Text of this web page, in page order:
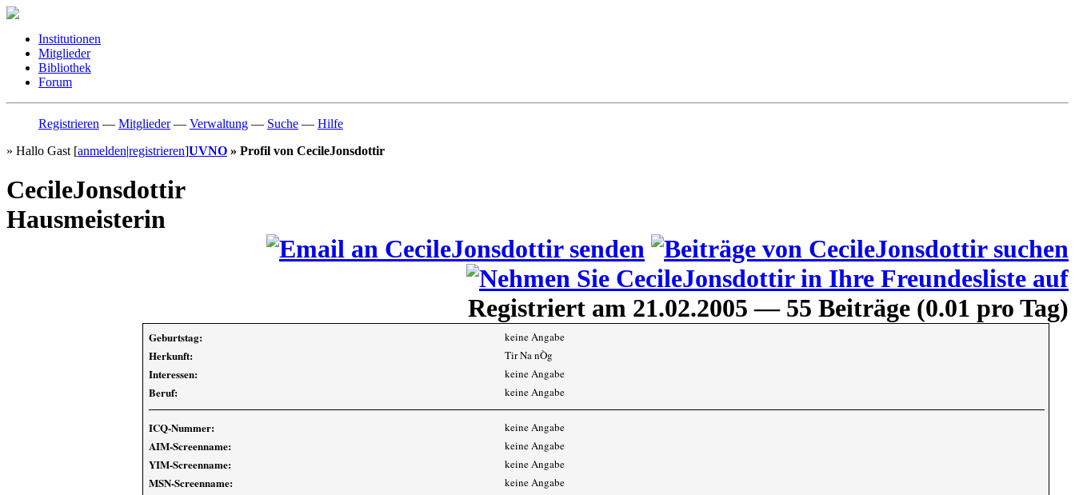
Institutionen
Mitglieder
Bibliothek
Forum
Registrieren — Mitglieder— Verwaltung — Suche — Hilfe
» Hallo Gast [anmelden|registrieren]UVNO » Profil von CecileJonsdottir
CecileJonsdottir
Hausmeisterin
Registriert am 21.02.2005 — 55 Beiträge (0.01 pro Tag)
Geburtstag: keine Angabe
Herkunft: Tir Na nÒg
Interessen: keine Angabe
Beruf: keine Angabe
ICQ-Nummer: keine Angabe
AIM-Screenname: keine Angabe
YIM-Screenname: keine Angabe
MSN-Screenname: keine Angabe